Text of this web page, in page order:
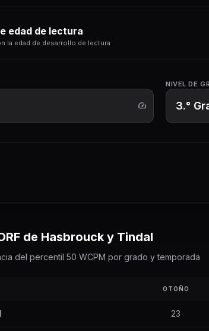
edad de lectura
la edad de desarrollo de lectura
speed
NIVEL DE
de Hasbrouck y Tindal
del percentil 50 WCPM por grado y temporada
OTOÑO
23